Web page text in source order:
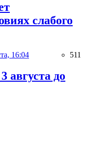
слабого
16:04 511
августа до